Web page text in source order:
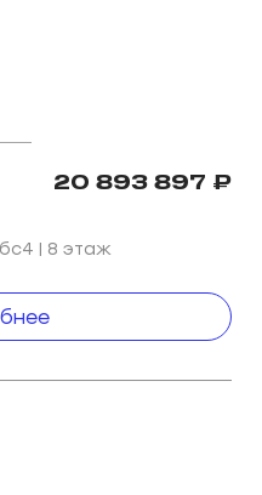
20 893 897 ₽
бс4 | 8 этаж